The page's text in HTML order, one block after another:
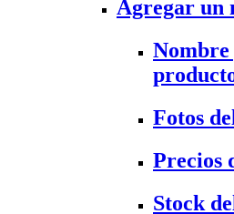
Agregar un
Nombre
Fotos
Precios
Stock